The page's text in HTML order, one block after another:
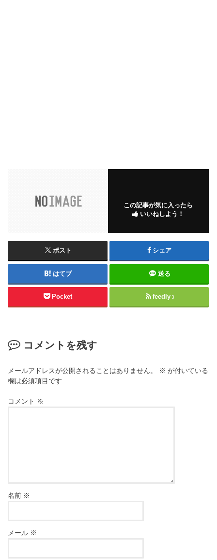
この記事が気に入ったら
いいねしよう！
ポスト シェア
はてブ 送る
Pocket feedly 3
コメントを残す
メールアドレスが公開されることはありません。 ※ が付いている
欄は必須項目です
コメント ※
名前 ※
メール ※